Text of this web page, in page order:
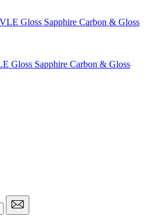
Gloss Sapphire Carbon & Gloss